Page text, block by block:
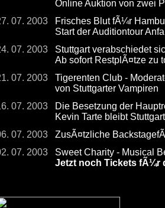
Online Auktion von zwei
07. 2003
Frisches Blut fÃ¼r
Start der Auditiontour
07. 2003
Stuttgart verabschiedet
Ab sofort RestplÃ¤tze zu
07. 2003
Tigerenten Club -
von Stuttgarter Vampiren
07. 2003
Die Besetzung der
Kevin Tarte bleibt
07. 2003
ZusÃ¤tzliche
07. 2003
Sweet Charity - Musical
Jetzt noch Tickets fÃ¼r